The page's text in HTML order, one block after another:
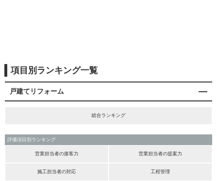
項目別ランキング一覧
戸建てリフォーム
総合ランキング
評価項目別ランキング
営業担当者の接客力 営業担当者の提案力
施工担当者の対応 工程管理